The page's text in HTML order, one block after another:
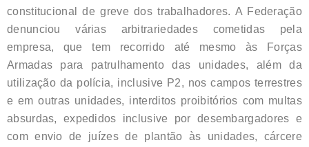
constitucional de greve dos trabalhadores. A Federação
denunciou várias arbitrariedades cometidas pela
empresa, que tem recorrido até mesmo às Forças
Armadas para patrulhamento das unidades, além da
utilização da polícia, inclusive P2, nos campos terrestres
e em outras unidades, interditos proibitórios com multas
absurdas, expedidos inclusive por desembargadores e
com envio de juízes de plantão às unidades, cárcere